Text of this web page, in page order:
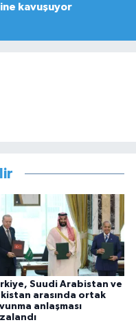
kavuşuyor
Suudi Arabistan ve
arasında ortak
anlaşması